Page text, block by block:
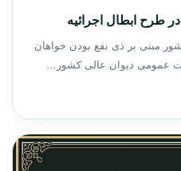
طرح ابطال اجرائیه
مبنی بر ذی نفع بودن خواهان
عمومی دیوان عالی کشور…